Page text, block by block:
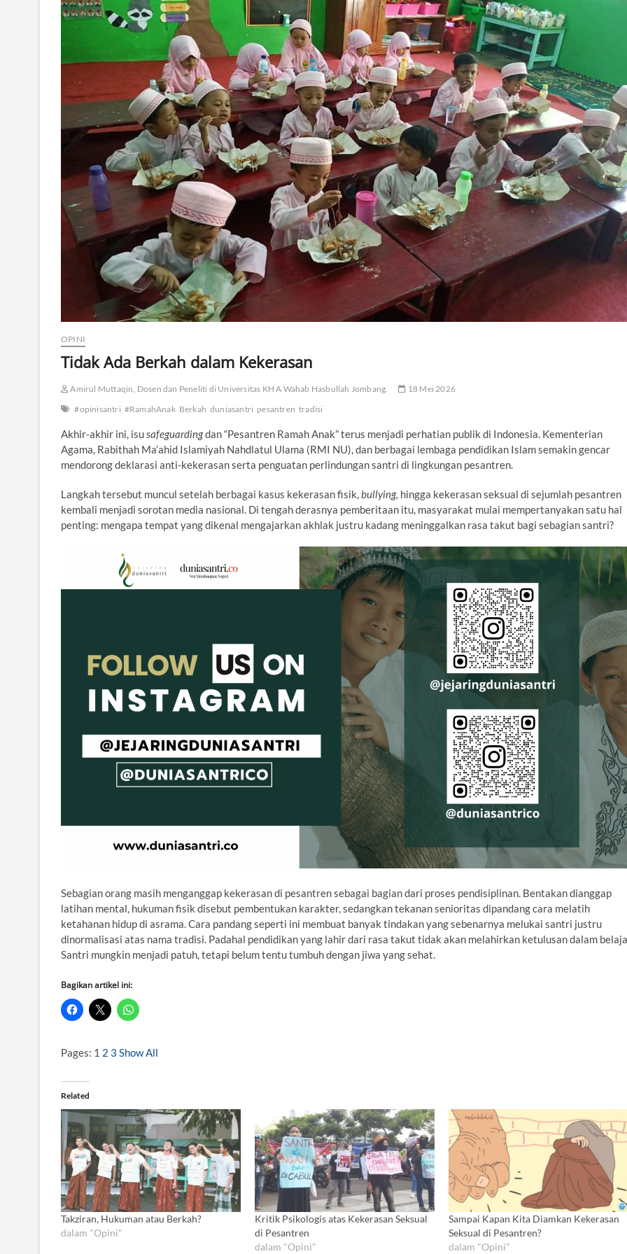
OPINI
Tidak Ada Berkah dalam Kekerasan
Amirul Muttaqin, Dosen dan Peneliti di Universitas KH A Wahab Hasbullah Jombang.
18 Mei 2026
#opinisantri #RamahAnak Berkah duniasantri pesantren tradisi
Akhir-akhir ini, isusafeguardingdan “Pesantren Ramah Anak” terus menjadi perhatian publik di Indonesia. Kementerian
Agama, Rabithah Ma’ahid Islamiyah Nahdlatul Ulama (RMI NU), dan berbagai lembaga pendidikan Islam semakin gencar
mendorong deklarasi anti-kekerasan serta penguatan perlindungan santri di lingkungan pesantren.
Langkah tersebut muncul setelah berbagai kasus kekerasan fisik,bullying, hingga kekerasan seksual di sejumlah pesantren
kembali menjadi sorotan media nasional. Di tengah derasnya pemberitaan itu, masyarakat mulai mempertanyakan satu hal
penting: mengapa tempat yang dikenal mengajarkan akhlak justru kadang meninggalkan rasa takut bagi sebagian santri?
Sebagian orang masih menganggap kekerasan di pesantren sebagai bagian dari proses pendisiplinan. Bentakan dianggap
latihan mental, hukuman fisik disebut pembentukan karakter, sedangkan tekanan senioritas dipandang cara melatih
ketahanan hidup di asrama. Cara pandang seperti ini membuat banyak tindakan yang sebenarnya melukai santri justru
dinormalisasi atas nama tradisi. Padahal pendidikan yang lahir dari rasa takut tidak akan melahirkan ketulusan dalam
Santri mungkin menjadi patuh, tetapi belum tentu tumbuh dengan jiwa yang sehat.
Bagikan artikel ini:
Pages: 1 2 3 Show All
Related
Takziran, Hukuman atau Berkah?
dalam "Opini"
Kritik Psikologis atas Kekerasan Seksual
di Pesantren
dalam "Opini"
Sampai Kapan Kita Diamkan Kekerasan
Seksual di Pesantren?
dalam "Opini"